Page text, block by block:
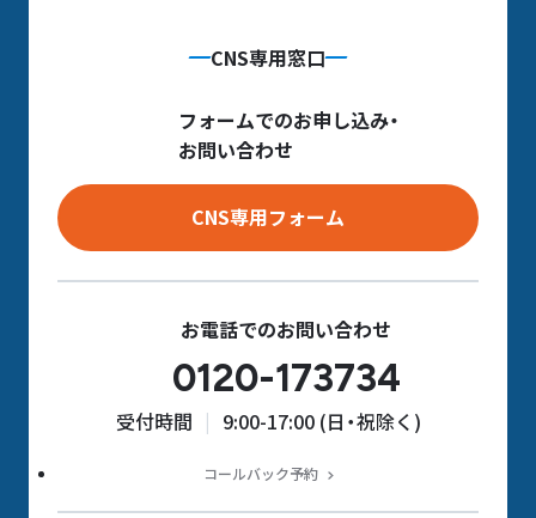
CNS専用窓口
フォームでのお申し込み・
お問い合わせ
CNS専用フォーム
お電話でのお問い合わせ
0120-173734
受付時間 9:00-17:00 (日・祝除く)
コールバック予約